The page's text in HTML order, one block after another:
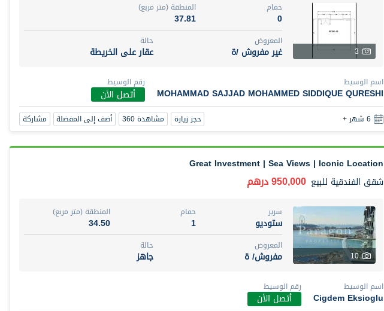
3
حمام
0
المنطقة (متر مربع)
37.81
المعروض
غير مفروش /ة
حالة
عقار على الخريطة
اسم الوسيط
MOHAMMAD SAJJAD MOHAMMED SIDDIQUE QURESHI
رقم الوسيط
أتصل الأن
6 شهر + حجز زيارة مشاهدة 360 أضف إلى المفضلة مشاركة
Great Investment | Sea Views | Iconic Location
شقق الفندقية للبيع 950,000 درهم
10
سرير
ستوديو
حمام
1
المنطقة (متر مربع)
34.50
المعروض
مفروش/ ة
حالة
جاهز
اسم الوسيط
Cigdem Eksioglu
رقم الوسيط
أتصل الأن